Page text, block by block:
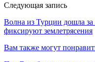
Следующая запись
Волна из Турции дошла
фиксируют землетрясения
Вам также могут